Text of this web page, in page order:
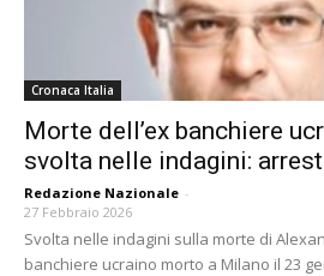
Cronaca Italia
Morte dell’ex banchiere
svolta nelle indagini:
Redazione Nazionale -
27 Febbraio 2026
Svolta nelle indagini sulla morte di
banchiere ucraino morto a Milano il 23